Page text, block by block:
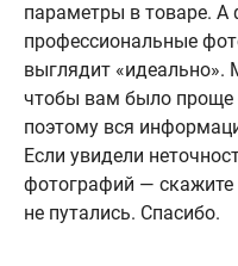
параметры в товаре.
профессиональные
выглядит
чтобы вам было проще
поэтому вся
Если увидели
фотографий —
не путались. Спасибо.